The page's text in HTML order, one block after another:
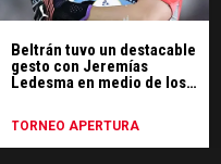
Beltrán tuvo un destacable
gesto con Jeremías
Ledesma en medio de los
TORNEO APERTURA